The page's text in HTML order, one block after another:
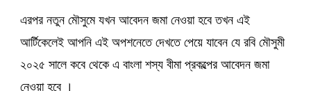
এরপর নতুন মৌসুমে যখন আবেদন জমা নেওয়া হবে তখন এই
আর্টিকেলেই আপনি এই অপশনেতে দেখতে পেয়ে যাবেন যে রবি মৌসুমী
২০২৫ সালে কবে থেকে এ বাংলা শস্য বীমা প্রকল্পের আবেদন জমা
নেওয়া হবে ।